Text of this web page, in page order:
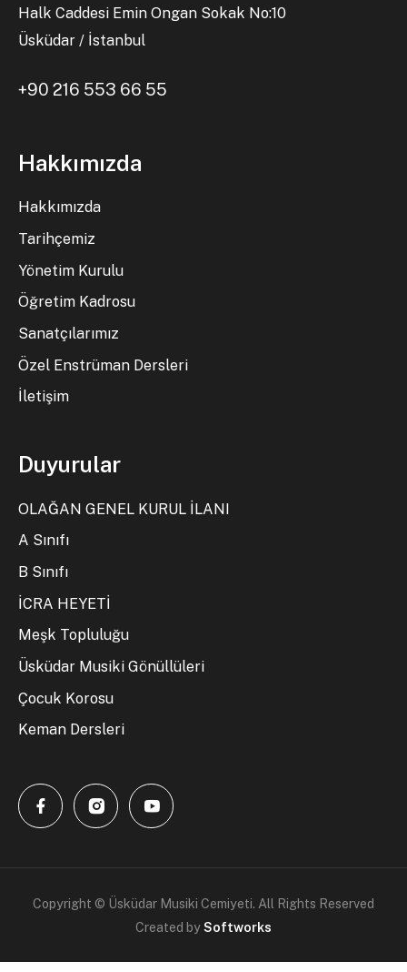
Halk Caddesi Emin Ongan Sokak No:10
Üsküdar / İstanbul
+90 216 553 66 55
Hakkımızda
Hakkımızda
Tarihçemiz
Yönetim Kurulu
Öğretim Kadrosu
Sanatçılarımız
Özel Enstrüman Dersleri
İletişim
Duyurular
OLAĞAN GENEL KURUL İLANI
A Sınıfı
B Sınıfı
İCRA HEYETİ
Meşk Topluluğu
Üsküdar Musiki Gönüllüleri
Çocuk Korosu
Keman Dersleri
Copyright © Üsküdar Musiki Cemiyeti. All Rights Reserved
Created bySoftworks